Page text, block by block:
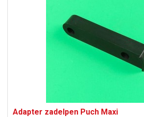
Adapter zadelpen Puch Maxi